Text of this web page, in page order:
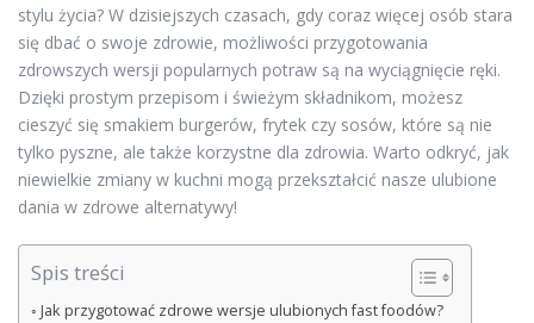
stylu życia? W dzisiejszych czasach, gdy coraz więcej osób stara
się dbać o swoje zdrowie, możliwości przygotowania
zdrowszych wersji popularnych potraw są na wyciągnięcie ręki.
Dzięki prostym przepisom i świeżym składnikom, możesz
cieszyć się smakiem burgerów, frytek czy sosów, które są nie
tylko pyszne, ale także korzystne dla zdrowia. Warto odkryć, jak
niewielkie zmiany w kuchni mogą przekształcić nasze ulubione
dania w zdrowe alternatywy!
Spis treści
Jak przygotować zdrowe wersje ulubionych fast foodów?